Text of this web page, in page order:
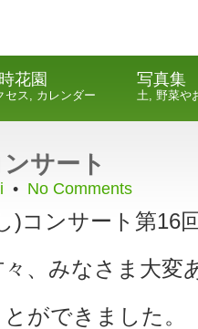
花園
セス, カレンダー
写真集
土, 野菜や
サート
• No Comments
)コンサート第16
、みなさま大変
ができました。